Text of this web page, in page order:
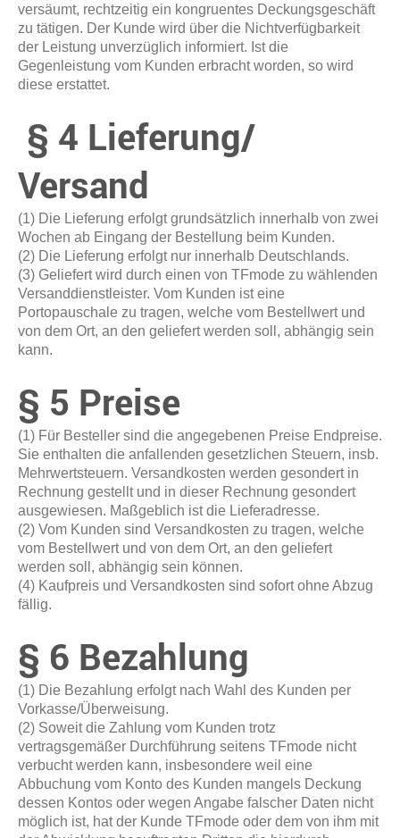
versäumt, rechtzeitig ein kongruentes Deckungsgeschäft
zu tätigen. Der Kunde wird über die Nichtverfügbarkeit
der Leistung unverzüglich informiert. Ist die
Gegenleistung vom Kunden erbracht worden, so wird
diese erstattet.
§ 4 Lieferung/
Versand
(1) Die Lieferung erfolgt grundsätzlich innerhalb von zwei
Wochen ab Eingang der Bestellung beim Kunden.
(2) Die Lieferung erfolgt nur innerhalb Deutschlands.
(3) Geliefert wird durch einen von TFmode zu wählenden
Versanddienstleister. Vom Kunden ist eine
Portopauschale zu tragen, welche vom Bestellwert und
von dem Ort, an den geliefert werden soll, abhängig sein
kann.
§ 5 Preise
(1) Für Besteller sind die angegebenen Preise Endpreise.
Sie enthalten die anfallenden gesetzlichen Steuern, insb.
Mehrwertsteuern. Versandkosten werden gesondert in
Rechnung gestellt und in dieser Rechnung gesondert
ausgewiesen. Maßgeblich ist die Lieferadresse.
(2) Vom Kunden sind Versandkosten zu tragen, welche
vom Bestellwert und von dem Ort, an den geliefert
werden soll, abhängig sein können.
(4) Kaufpreis und Versandkosten sind sofort ohne Abzug
fällig.
§ 6 Bezahlung
(1) Die Bezahlung erfolgt nach Wahl des Kunden per
Vorkasse/Überweisung.
(2) Soweit die Zahlung vom Kunden trotz
vertragsgemäßer Durchführung seitens TFmode nicht
verbucht werden kann, insbesondere weil eine
Abbuchung vom Konto des Kunden mangels Deckung
dessen Kontos oder wegen Angabe falscher Daten nicht
möglich ist, hat der Kunde TFmode oder dem von ihm mit